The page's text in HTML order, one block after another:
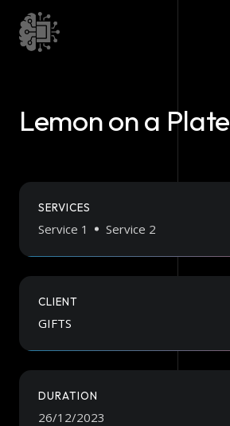
Lemon on a Plate
SERVICES
Service 1 Service 2
CLIENT
GIFTS
DURATION
26/12/2023